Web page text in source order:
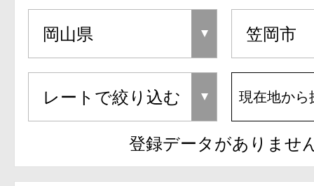
現在地から
登録データがありませ